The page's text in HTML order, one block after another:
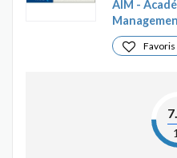
AIM -
Favoris